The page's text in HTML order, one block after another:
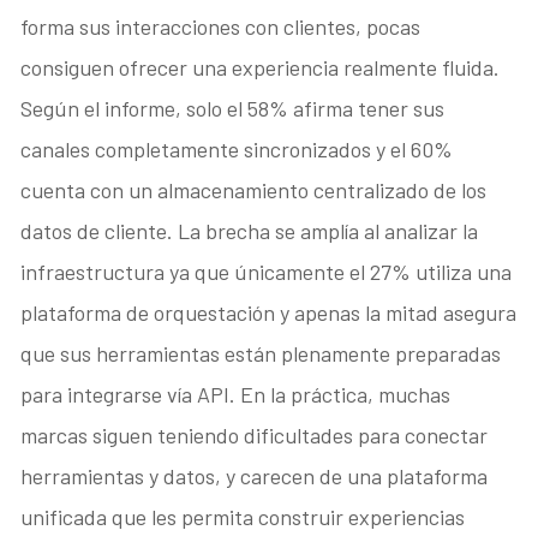
forma sus interacciones con clientes, pocas
consiguen ofrecer una experiencia realmente fluida.
Según el informe, solo el 58% afirma tener sus
canales completamente sincronizados y el 60%
cuenta con un almacenamiento centralizado de los
datos de cliente. La brecha se amplía al analizar la
infraestructura ya que únicamente el 27% utiliza una
plataforma de orquestación y apenas la mitad asegura
que sus herramientas están plenamente preparadas
para integrarse vía API. En la práctica, muchas
marcas siguen teniendo dificultades para conectar
herramientas y datos, y carecen de una plataforma
unificada que les permita construir experiencias